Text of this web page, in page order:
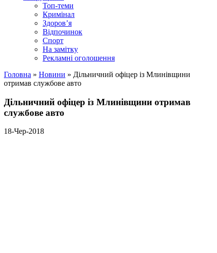
Топ-теми
Кримінал
Здоров’я
Відпочинок
Спорт
На замітку
Рекламні оголошення
Головна » Новини » Дільничний офіцер із Млинівщини
отримав службове авто
Дільничний офіцер із Млинівщини отримав
службове авто
18-Чер-2018